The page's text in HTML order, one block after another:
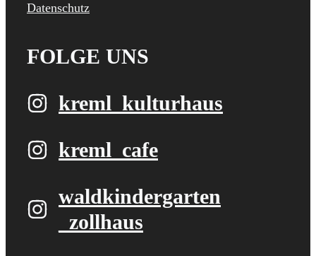
Datenschutz
FOLGE UNS
kreml_kulturhaus
kreml_cafe
waldkindergarten​
_zollhaus